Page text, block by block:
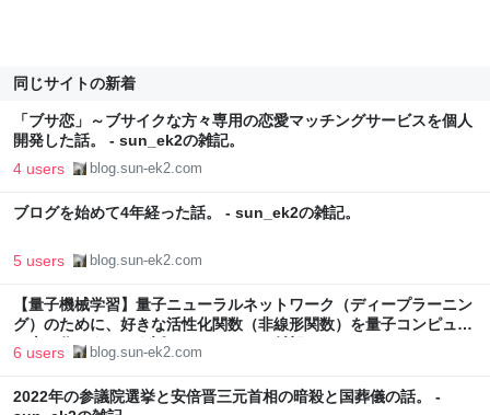
同じサイトの新着
「ブサ恋」～ブサイクな方々専用の恋愛マッチングサービスを個人
開発した話。 - sun_ek2の雑記。
4 users blog.sun-ek2.com
ブログを始めて4年経った話。 - sun_ek2の雑記。
5 users blog.sun-ek2.com
【量子機械学習】量子ニューラルネットワーク（ディープラーニン
グ）のために、好きな活性化関数（非線形関数）を量子コンピュー
タ上で作ろうという話。 - sun_ek2の雑記。
6 users blog.sun-ek2.com
2022年の参議院選挙と安倍晋三元首相の暗殺と国葬儀の話。 -